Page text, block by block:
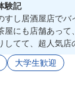
験記
すし居酒屋店でバ
屋にも店舗あって
してて、超人気店
が多いから、話も
めちゃくちゃ楽し
格安で豪華なメニ
大学生歓迎